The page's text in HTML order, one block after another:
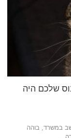
שלכם היה
במשרד, בוהה